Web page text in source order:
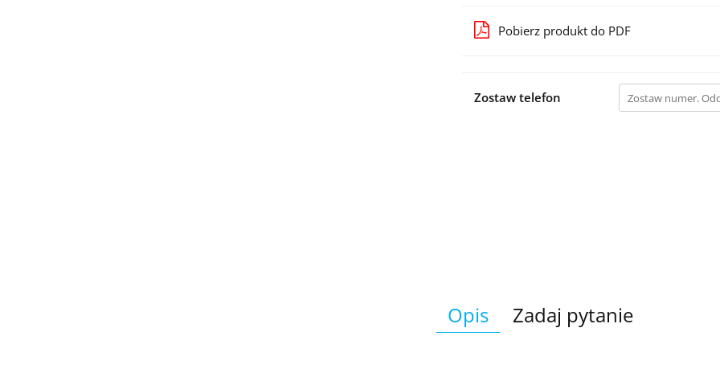
Pobierz produkt do PDF
Zostaw telefon
Opis Zadaj pytanie